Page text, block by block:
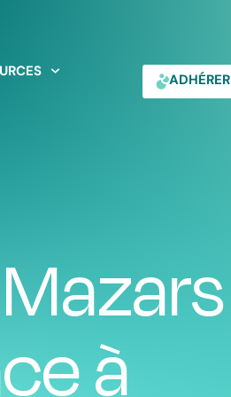
ADHÉRER
à